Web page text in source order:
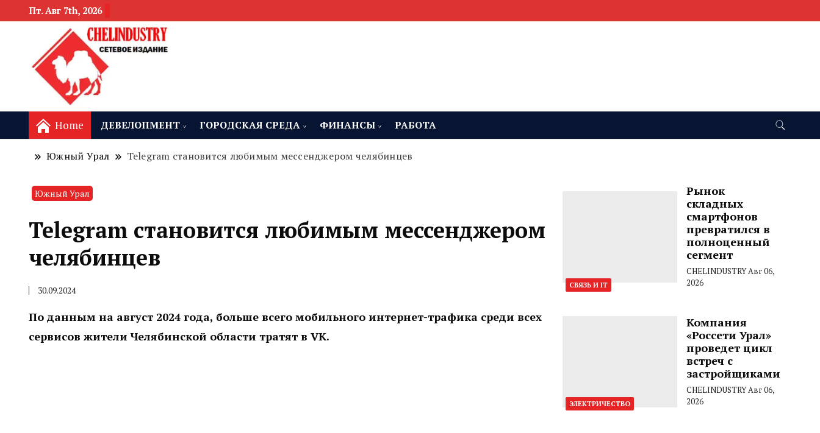
Пт. Авг 7th, 2026
Home ДЕВЕЛОПМЕНТ ГОРОДСКАЯ СРЕДА ФИНАНСЫ РАБОТА
Южный Урал Telegram становится любимым мессенджером челябинцев
Южный Урал
Telegram становится любимым мессенджером
челябинцев
30.09.2024
По данным на август 2024 года, больше всего мобильного интернет-трафика среди всех
сервисов жители Челябинской области тратят в VK.
СВЯЗЬ И IT
Рынок
складных
смартфонов
превратился в
полноценный
сегмент
CHELINDUSTRYАвг 06,
2026
ЭЛЕКТРИЧЕСТВО
Компания
«Россети Урал»
проведет цикл
встреч с
застройщиками
CHELINDUSTRYАвг 06,
2026